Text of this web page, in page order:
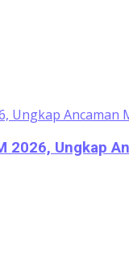
2026, Ungkap